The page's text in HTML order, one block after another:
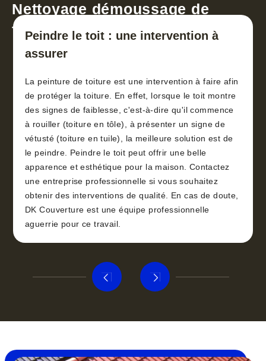
Nettoyage démoussage de
toiture 30
Peindre le toit : une intervention à
assurer
La peinture de toiture est une intervention à faire afin
de protéger la toiture. En effet, lorsque le toit montre
des signes de faiblesse, c'est-à-dire qu'il commence
à rouiller (toiture en tôle), à présenter un signe de
vétusté (toiture en tuile), la meilleure solution est de
le peindre. Peindre le toit peut offrir une belle
apparence et esthétique pour la maison. Contactez
une entreprise professionnelle si vous souhaitez
obtenir des interventions de qualité. En cas de doute,
DK Couverture est une équipe professionnelle
aguerrie pour ce travail.